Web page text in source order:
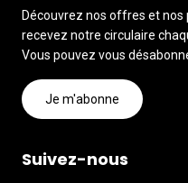
Découvrez nos offres et
recevez notre circulaire
Vous pouvez vous
Je m'abonne
Suivez-nous